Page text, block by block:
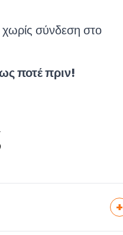
σύνδεση στο
ποτέ πριν!
+